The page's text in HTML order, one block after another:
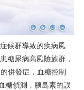
候群導致的疾病風
糖尿病高風險族群，
併發症，血糖控制
糖偵測，胰島素的誤